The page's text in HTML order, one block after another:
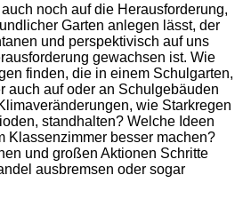
noch auf die Herausforderung,
Garten anlegen lässt, der
und perspektivisch auf uns
gewachsen ist. Wie
finden, die in einem Schulgarten,
auch auf oder an Schulgebäuden
wie Starkregen
standhalten? Welche Ideen
Klassenzimmer besser machen?
und großen Aktionen Schritte
ausbremsen oder sogar